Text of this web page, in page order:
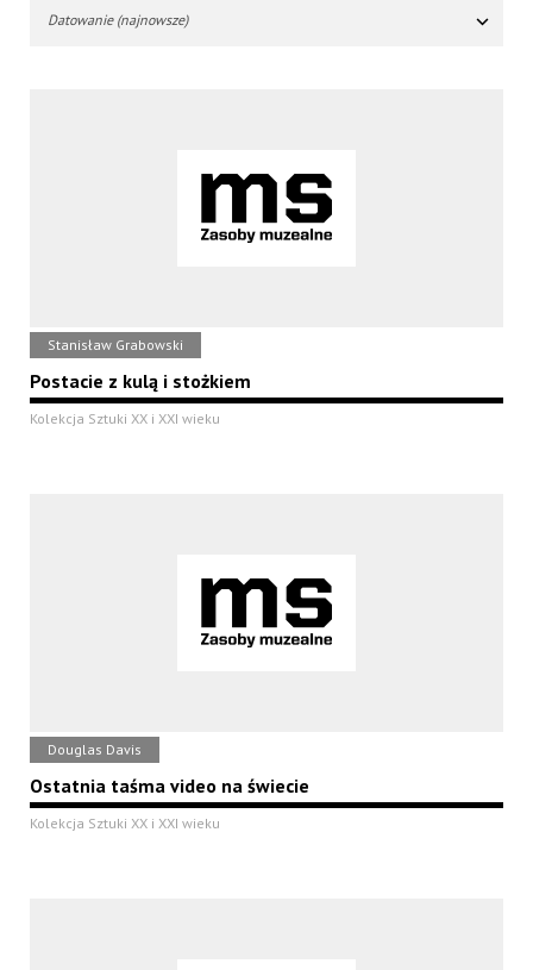
Datowanie (najnowsze)
Stanisław Grabowski
Postacie z kulą i stożkiem
Kolekcja Sztuki XX i XXI wieku
Douglas Davis
Ostatnia taśma video na świecie
Kolekcja Sztuki XX i XXI wieku